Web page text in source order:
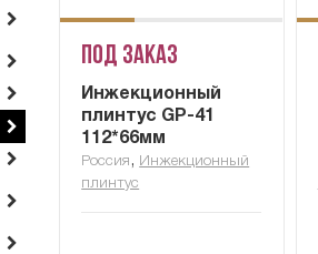
Под заказ
Инжекционный
плинтус GP-41
112*66мм
Россия , Инжекционный
плинтус